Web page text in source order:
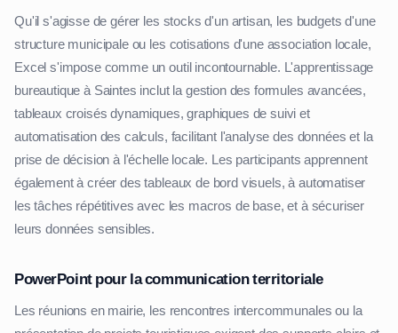
Qu'il s'agisse de gérer les stocks d'un artisan, les budgets d'une
structure municipale ou les cotisations d'une association locale,
Excel s'impose comme un outil incontournable. L'apprentissage
bureautique à Saintes inclut la gestion des formules avancées,
tableaux croisés dynamiques, graphiques de suivi et
automatisation des calculs, facilitant l'analyse des données et la
prise de décision à l'échelle locale. Les participants apprennent
également à créer des tableaux de bord visuels, à automatiser
les tâches répétitives avec les macros de base, et à sécuriser
leurs données sensibles.
PowerPoint pour la communication territoriale
Les réunions en mairie, les rencontres intercommunales ou la